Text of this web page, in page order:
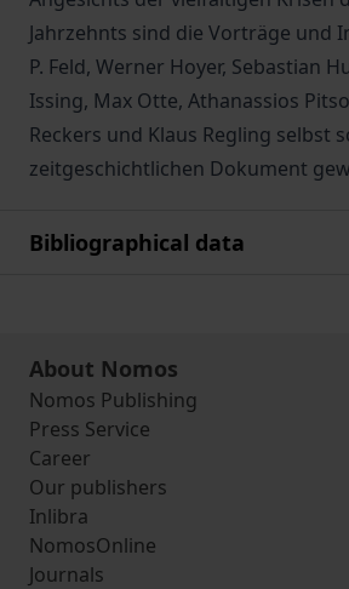
Jahrzehnts sind die Vorträge und
P. Feld, Werner Hoyer, Sebastian
Issing, Max Otte, Athanassios
Reckers und Klaus Regling selbst
zeitgeschichtlichen Dokument
Bibliographical data
About Nomos
Nomos Publishing
Press Service
Career
Our publishers
Inlibra
NomosOnline
Journals